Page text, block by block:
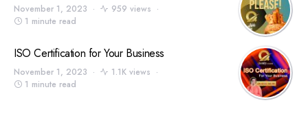
November 1, 2023
959 views
1 minute read
ISO Certification for Your Business
November 1, 2023
1.1K views
1 minute read